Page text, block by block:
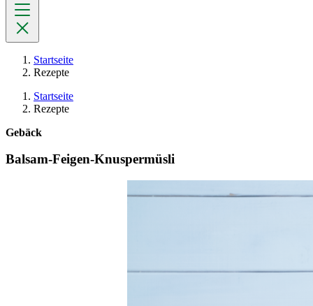
Startseite
Rezepte
Startseite
Rezepte
Gebäck
Balsam-Feigen-Knuspermüsli